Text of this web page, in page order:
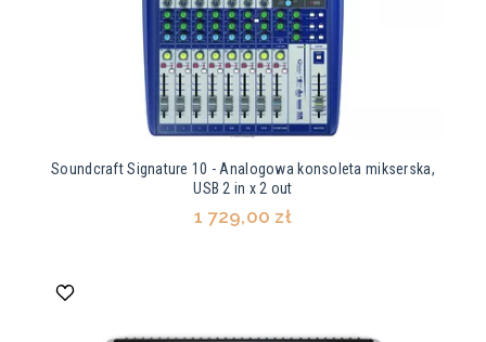
Soundcraft Signature 10 - Analogowa konsoleta mikserska,
USB 2 in x 2 out
1 729,00 zł